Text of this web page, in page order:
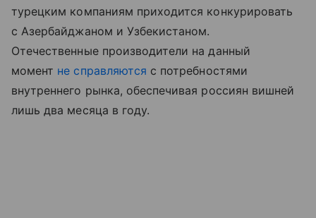
турецким компаниям приходится конкурировать
с Азербайджаном и Узбекистаном.
Отечественные производители на данный
момент не справляются с потребностями
внутреннего рынка, обеспечивая россиян вишней
лишь два месяца в году.